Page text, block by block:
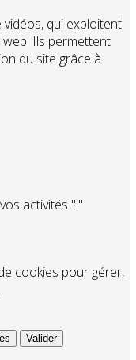
qui exploitent
Ils permettent
du site grâce à
activités "!"
cookies pour gérer,
Valider